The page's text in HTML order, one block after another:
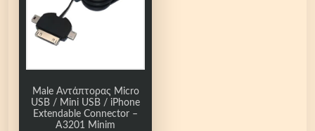
Male Αντάπτορας Micro
USB / Mini USB / iPhone
Extendable Connector –
Α3201 Minim